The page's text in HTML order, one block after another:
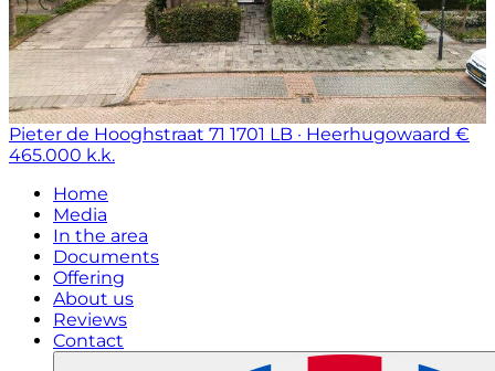
Pieter de Hooghstraat 71 1701 LB · Heerhugowaard €
465.000 k.k.
Home
Media
In the area
Documents
Offering
About us
Reviews
Contact